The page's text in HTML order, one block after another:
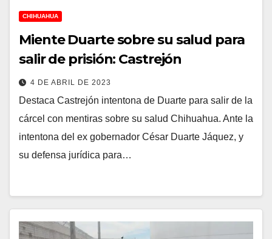
CHIHUAHUA
Miente Duarte sobre su salud para
salir de prisión: Castrejón
4 DE ABRIL DE 2023
Destaca Castrejón intentona de Duarte para salir de la
cárcel con mentiras sobre su salud Chihuahua. Ante la
intentona del ex gobernador César Duarte Jáquez, y
su defensa jurídica para…